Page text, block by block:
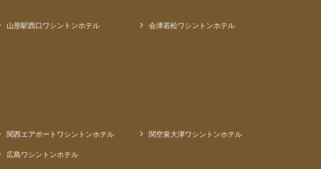
山形駅西口ワシントンホテル 会津若松ワシントンホテル
関西エアポートワシントンホテル 関空泉大津ワシントンホテル
広島ワシントンホテル